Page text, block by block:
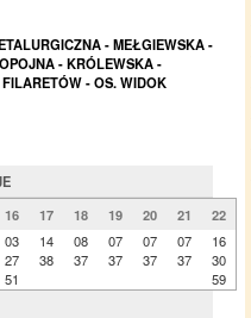
- MEŁGIEWSKA -
- KRÓLEWSKA -
- OS. WIDOK
16 17 18 19 20 21
22
03
27
51
14
38
08
37
07
37
07
37
07
37
16
30
59